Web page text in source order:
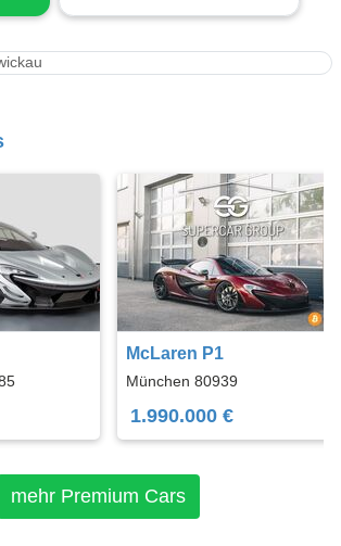
McLaren P1
München 80939
1.990.000 €
mehr Premium Cars